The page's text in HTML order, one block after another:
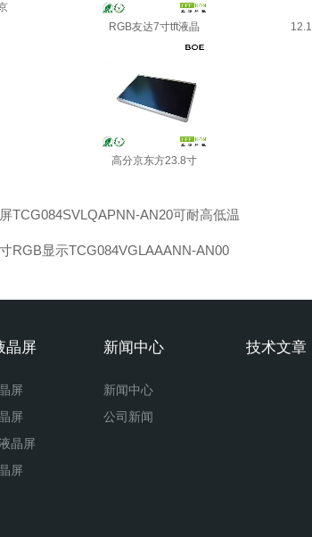
RGB友达7寸tft液晶
高分京东方23.8寸
TCG084SVLQAPNN-AN20可耐高低温
RGB显示TCG084VGLAAANN-AN00
晶屏
屏
屏
晶屏
屏
新闻中心
新闻中心
公司新闻
技术文章